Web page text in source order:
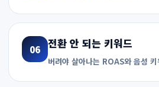
06 전환 안 되는 키워드
버려야 살아나는 ROAS와 음성 키